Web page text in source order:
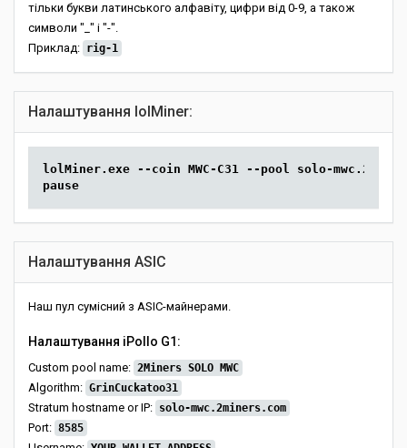
тільки букви латинського алфавіту, цифри від 0-9, а також
символи "_" і "-".
Приклад: rig-1
Налаштування lolMiner:
lolMiner.exe --coin MWC-C31 --pool solo-
pause
Налаштування ASIC
Наш пул сумісний з ASIC-майнерами.
Налаштування iPollo G1:
Custom pool name: 2Miners SOLO MWC
Algorithm: GrinCuckatoo31
Stratum hostname or IP: solo-mwc.2miners.com
Port: 8585